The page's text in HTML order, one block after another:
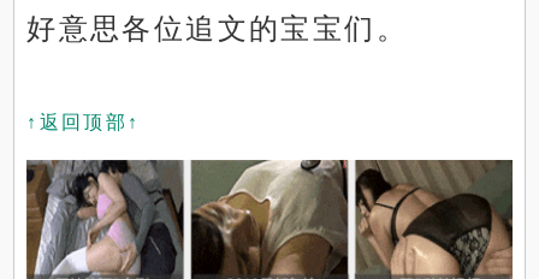
好意思各位追文的宝宝们。
↑返回顶部↑